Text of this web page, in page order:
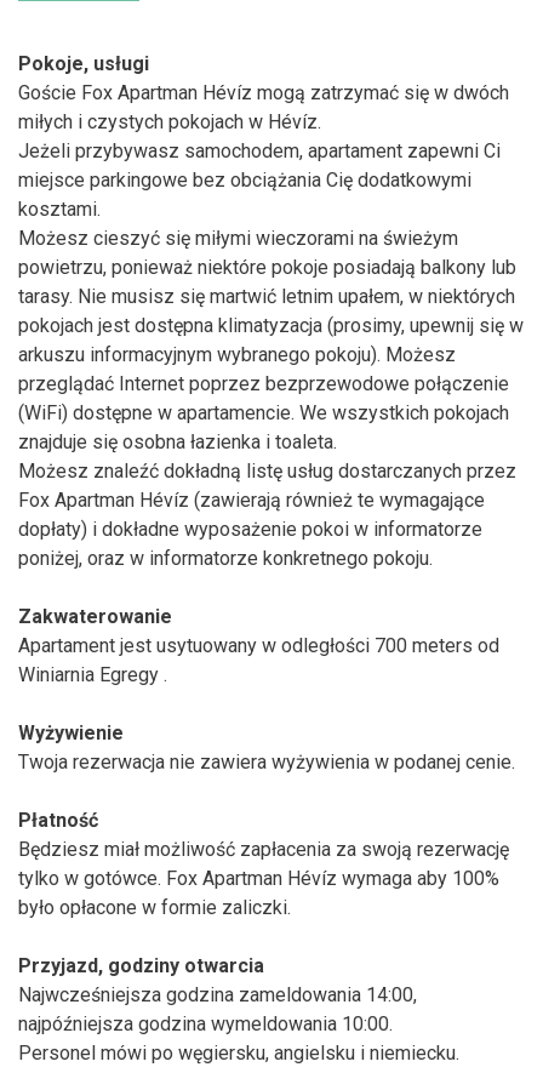
Pokoje, usługi
Goście Fox Apartman Hévíz mogą zatrzymać się w dwóch
miłych i czystych pokojach w Hévíz.
Jeżeli przybywasz samochodem, apartament zapewni Ci
miejsce parkingowe bez obciążania Cię dodatkowymi
kosztami.
Możesz cieszyć się miłymi wieczorami na świeżym
powietrzu, ponieważ niektóre pokoje posiadają balkony lub
tarasy. Nie musisz się martwić letnim upałem, w niektórych
pokojach jest dostępna klimatyzacja (prosimy, upewnij się w
arkuszu informacyjnym wybranego pokoju). Możesz
przeglądać Internet poprzez bezprzewodowe połączenie
(WiFi) dostępne w apartamencie. We wszystkich pokojach
znajduje się osobna łazienka i toaleta.
Możesz znaleźć dokładną listę usług dostarczanych przez
Fox Apartman Hévíz (zawierają również te wymagające
dopłaty) i dokładne wyposażenie pokoi w informatorze
poniżej, oraz w informatorze konkretnego pokoju.
Zakwaterowanie
Apartament jest usytuowany w odległości 700 meters od
Winiarnia Egregy .
Wyżywienie
Twoja rezerwacja nie zawiera wyżywienia w podanej cenie.
Płatność
Będziesz miał możliwość zapłacenia za swoją rezerwację
tylko w gotówce. Fox Apartman Hévíz wymaga aby 100%
było opłacone w formie zaliczki.
Przyjazd, godziny otwarcia
Najwcześniejsza godzina zameldowania 14:00,
najpóźniejsza godzina wymeldowania 10:00.
Personel mówi po węgiersku, angielsku i niemiecku.